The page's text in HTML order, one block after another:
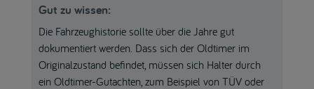
Gut zu wissen:
Die Fahrzeughistorie sollte über die Jahre gut
dokumentiert werden. Dass sich der Oldtimer im
Originalzustand befindet, müssen sich Halter durch
ein Oldtimer-Gutachten, zum Beispiel von TÜV oder